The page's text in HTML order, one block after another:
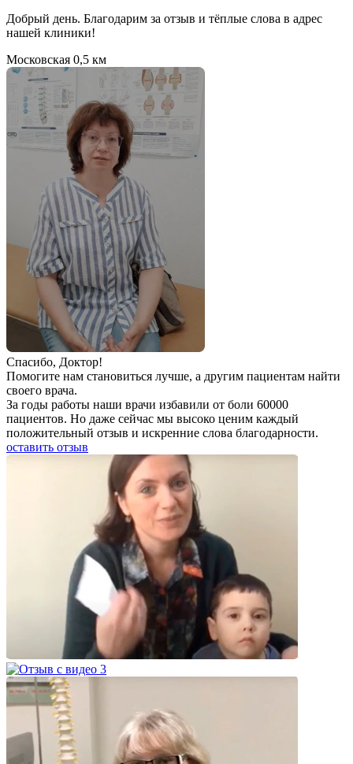
Добрый день. Благодарим за отзыв и тёплые слова в адрес
нашей клиники!
Московская 0,5 км
Спаcибо, Доктор!
Помогите нам становиться лучше, а другим пациентам найти
своего врача.
За годы работы наши врачи избавили от боли 60000
пациентов. Но даже сейчас мы высоко ценим каждый
положительный отзыв и искренние слова благодарности.
оставить отзыв